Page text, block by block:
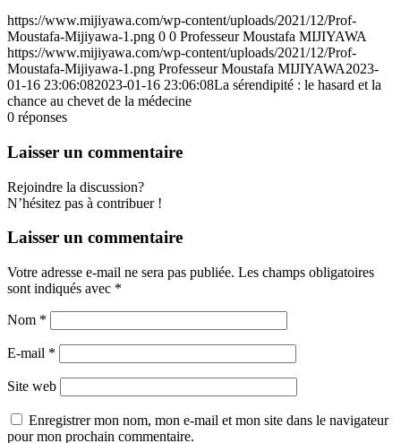
https://www.mijiyawa.com/wp-content/uploads/2021/12/Prof-
Moustafa-Mijiyawa-1.png 0 0 Professeur Moustafa MIJIYAWA
https://www.mijiyawa.com/wp-content/uploads/2021/12/Prof-
Moustafa-Mijiyawa-1.png Professeur Moustafa MIJIYAWA2023-
01-16 23:06:082023-01-16 23:06:08La sérendipité : le hasard et la
chance au chevet de la médecine
0 réponses
Laisser un commentaire
Rejoindre la discussion?
N’hésitez pas à contribuer !
Laisser un commentaire
Votre adresse e-mail ne sera pas publiée. Les champs obligatoires
sont indiqués avec *
Nom *
E-mail *
Site web
Enregistrer mon nom, mon e-mail et mon site dans le navigateur
pour mon prochain commentaire.